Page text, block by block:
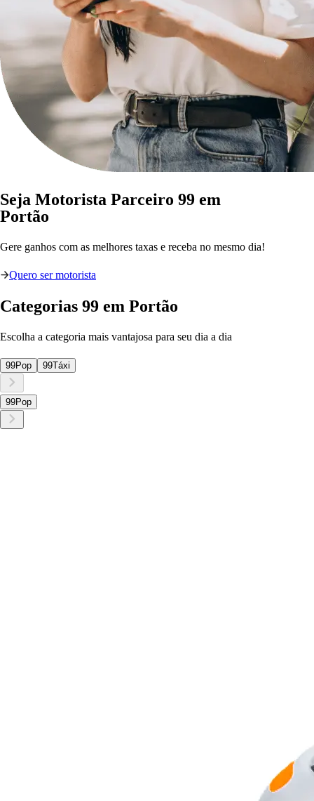
Seja Motorista Parceiro 99 em
Portão
Gere ganhos com as melhores taxas e receba no mesmo dia!
Quero ser motorista
Categorias 99 em Portão
Escolha a categoria mais vantajosa para seu dia a dia
99Pop 99Táxi
99Pop